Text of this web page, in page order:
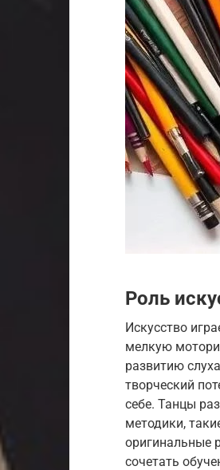
Роль
Искусство
мелкую
развитию
творческий
себе. Танцы
методики,
оригинальные
сочетать